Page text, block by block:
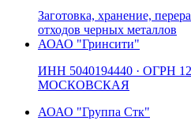
Заготовка, хранение,
отходов черных металлов
АОАО "Гринсити"
ИНН 5040194440 · ОГРН
МОСКОВСКАЯ
АОАО "Группа Стк"